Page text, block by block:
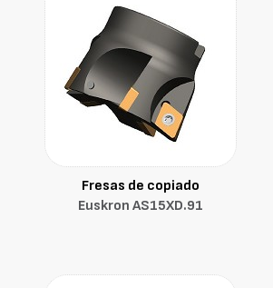
Fresas de copiado
Euskron AS15XD.91